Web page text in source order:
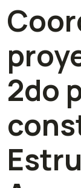
2do